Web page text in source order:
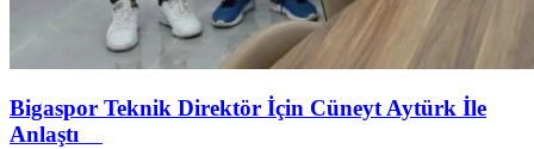
Bigaspor Teknik Direktör İçin Cüneyt Aytürk İle
Anlaştı